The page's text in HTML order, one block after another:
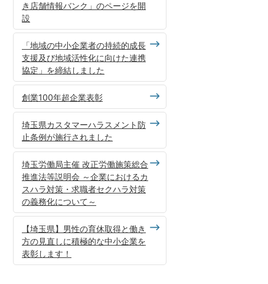
き店舗情報バンク」のページを開
設
「地域の中小企業者の持続的成長
支援及び地域活性化に向けた連携
協定」を締結しました
創業100年超企業表彰
埼玉県カスタマーハラスメント防
止条例が施行されました
埼玉労働局主催 改正労働施策総合
推進法等説明会 ～企業におけるカ
スハラ対策・求職者セクハラ対策
の義務化について～
【埼玉県】男性の育休取得と働き
方の見直しに積極的な中小企業を
表彰します！